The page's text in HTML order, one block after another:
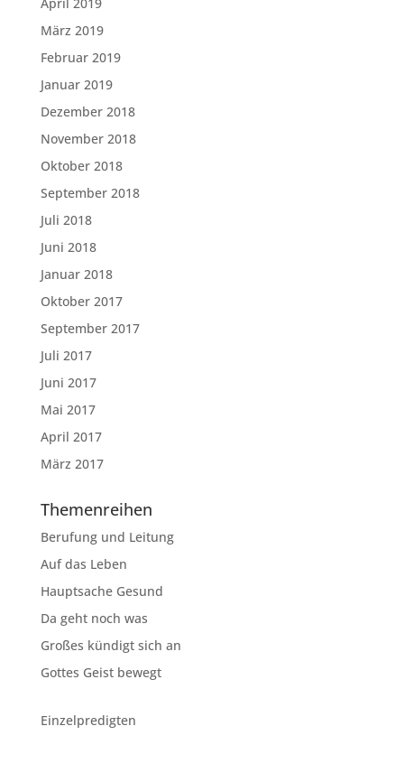
März 2019
Februar 2019
Januar 2019
Dezember 2018
November 2018
Oktober 2018
September 2018
Juli 2018
Juni 2018
Januar 2018
Oktober 2017
September 2017
Juli 2017
Juni 2017
Mai 2017
April 2017
März 2017
Themenreihen
Berufung und Leitung
Auf das Leben
Hauptsache Gesund
Da geht noch was
Großes kündigt sich an
Gottes Geist bewegt
Einzelpredigten